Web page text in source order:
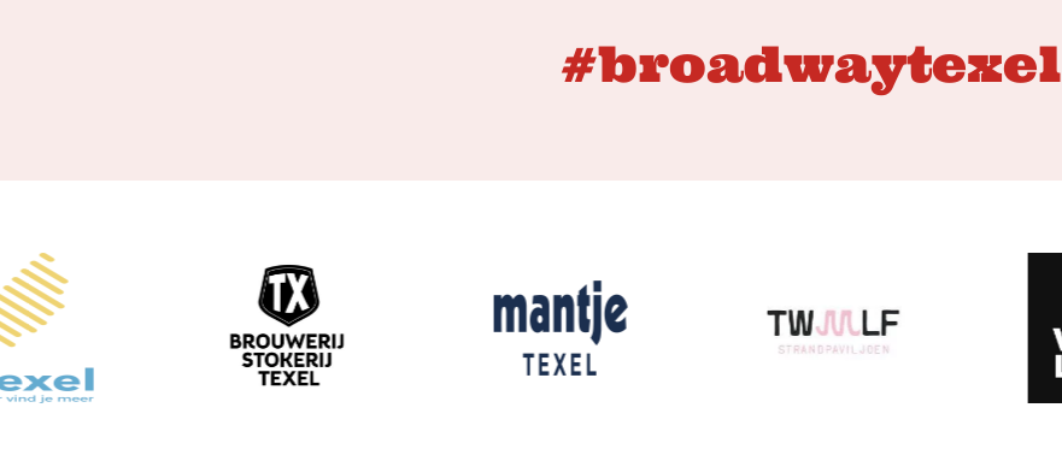
#broadwaytexel